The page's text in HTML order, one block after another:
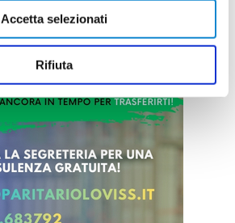
Accetta selezionati
Rifiuta